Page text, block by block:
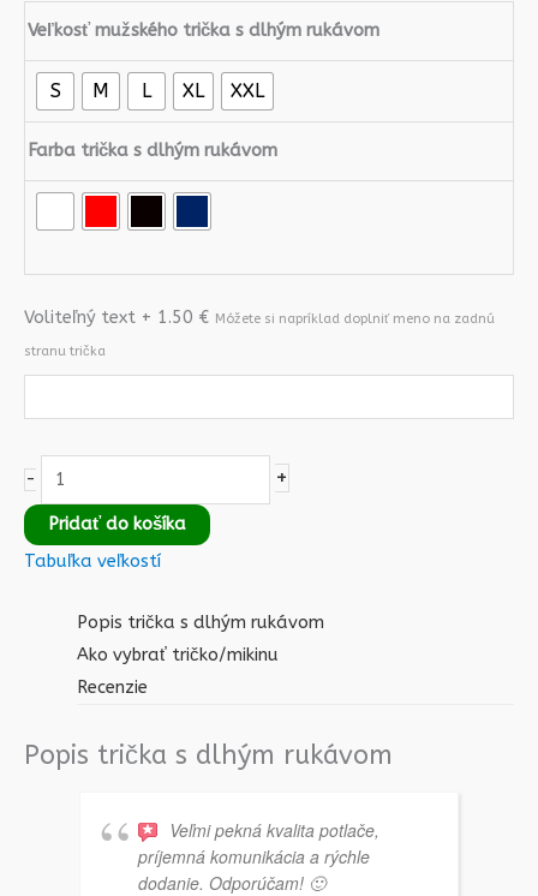
Veľkosť mužského trička s dlhým rukávom
S M L XL XXL
Farba trička s dlhým rukávom
Voliteľný text + 1.50 € Móžete si napríklad doplniť meno na zadnú
stranu trička
- +
Pridať do košíka
Tabuľka veľkostí
Popis trička s dlhým rukávom
Ako vybrať tričko/mikinu
Recenzie
Popis trička s dlhým rukávom
Veľmi pekná kvalita potlače,
príjemná komunikácia a rýchle
dodanie. Odporúčam! 🙂